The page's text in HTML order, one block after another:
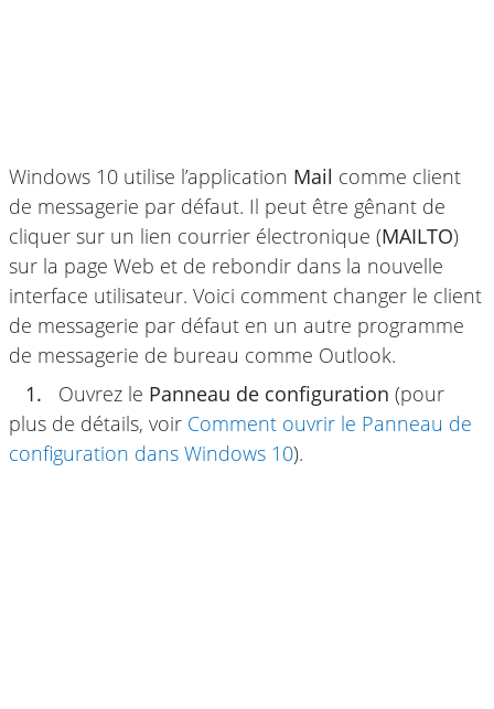
Windows 10 utilise l’application Mail comme client
de messagerie par défaut. Il peut être gênant de
cliquer sur un lien courrier électronique (MAILTO)
sur la page Web et de rebondir dans la nouvelle
interface utilisateur. Voici comment changer le client
de messagerie par défaut en un autre programme
de messagerie de bureau comme Outlook.
1.
Ouvrez le Panneau de configuration (pour
plus de détails, voir Comment ouvrir le Panneau de
configuration dans Windows 10).